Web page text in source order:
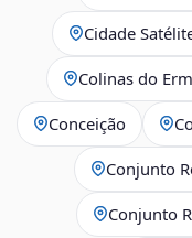
Cidade
Colinas do
Conceição
Conjunto
Conjunto